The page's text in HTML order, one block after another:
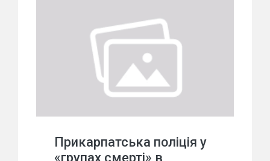
Прикарпатська поліція у
«групах смерті» в